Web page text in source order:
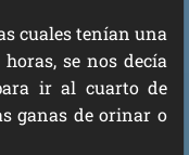
cuales tenían una
se nos decía
ir al cuarto de
ganas de orinar o